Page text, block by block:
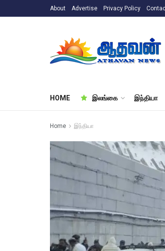
About Advertise Privacy Policy
HOME இலங்கை இந்தியா
Home இந்தியா